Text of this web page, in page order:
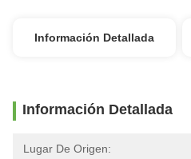
Información Detallada
Información Detallada
Lugar De Origen: